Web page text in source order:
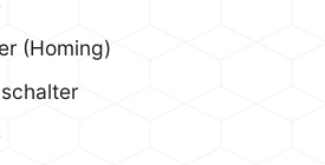
(Homing)